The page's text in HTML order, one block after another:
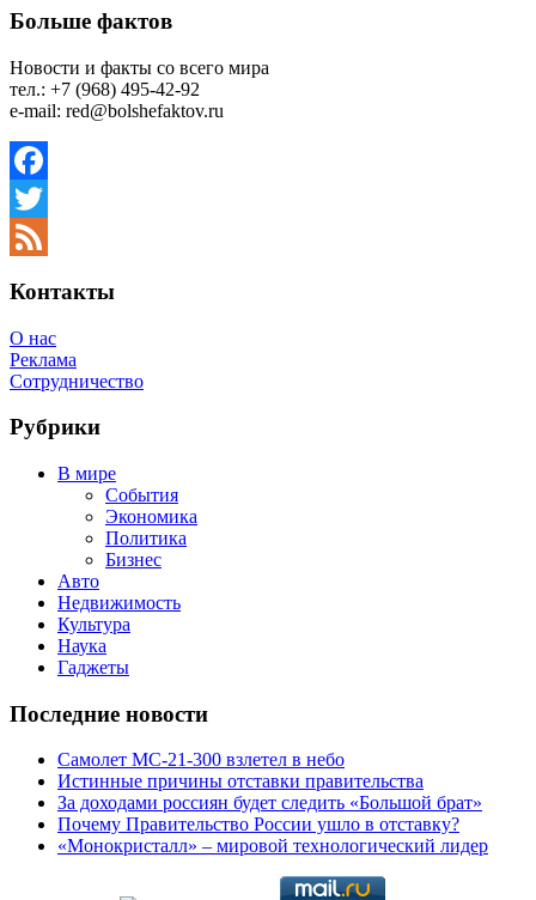
Больше фактов
Новости и факты со всего мира
тел.: +7 (968) 495-42-92
e-mail: red@bolshefaktov.ru
Facebook
Twitter
Контакты
О нас
Реклама
Сотрудничество
Рубрики
В мире
События
Экономика
Политика
Бизнес
Авто
Недвижимость
Культура
Наука
Гаджеты
Последние новости
Самолет МС-21-300 взлетел в небо
Истинные причины отставки правительства
За доходами россиян будет следить «Большой брат»
Почему Правительство России ушло в отставку?
«Монокристалл» – мировой технологический лидер